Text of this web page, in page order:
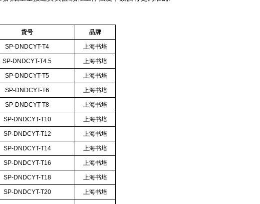
货号 品牌
SP-DNDCYT-T4 上海书培
SP-DNDCYT-T4.5 上海书培
SP-DNDCYT-T5 上海书培
SP-DNDCYT-T6 上海书培
SP-DNDCYT-T8 上海书培
SP-DNDCYT-T10 上海书培
SP-DNDCYT-T12 上海书培
SP-DNDCYT-T14 上海书培
SP-DNDCYT-T16 上海书培
SP-DNDCYT-T18 上海书培
SP-DNDCYT-T20 上海书培